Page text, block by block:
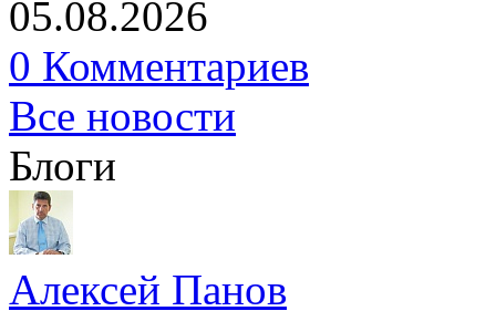
05.08.2026
0 Комментариев
Все новости
Блоги
Алексей Панов